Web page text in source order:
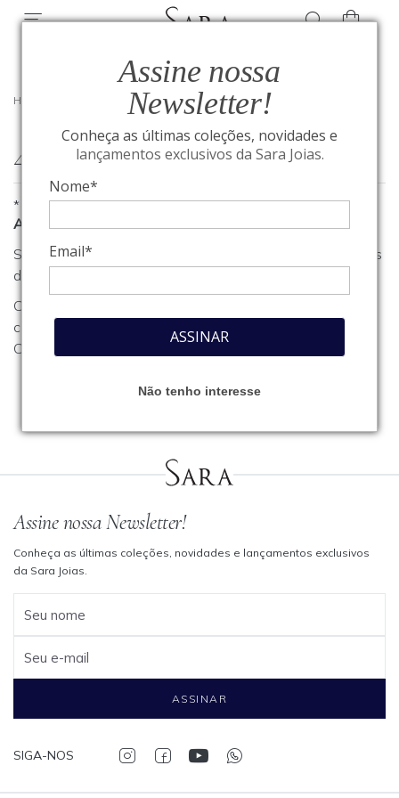
Assine nossa
Newsletter!
Conheça as últimas coleções, novidades e
lançamentos exclusivos da Sara Joias.
Nome*
Email*
ASSINAR
Não tenho interesse
HOME
404
*
A página que você procura não foi encontrada
Se você estava procurando algum produto, clique em um dos
departamentos ou seções no menu acima.
Caso necessite de outro tipo de informação, entre em
contato com o nosso atendimento através do nosso
Conosco
Assine nossa Newsletter!
Conheça as últimas coleções, novidades e lançamentos exclusivos
da Sara Joias.
Seu nome
Seu e-mail
ASSINAR
SIGA-NOS